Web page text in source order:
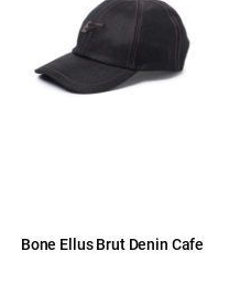
Bone Ellus Brut Denin Cafe